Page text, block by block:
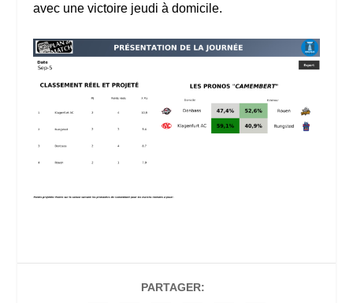
avec une victoire jeudi à domicile.
PARTAGER: